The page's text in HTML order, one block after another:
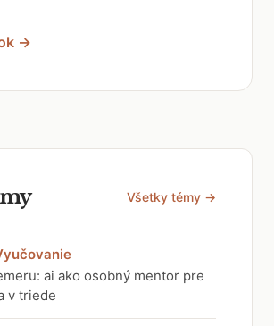
→
Všetky témy →
ai ako osobný mentor pre
v triede